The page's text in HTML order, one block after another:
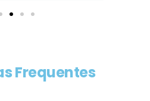
Frequentes